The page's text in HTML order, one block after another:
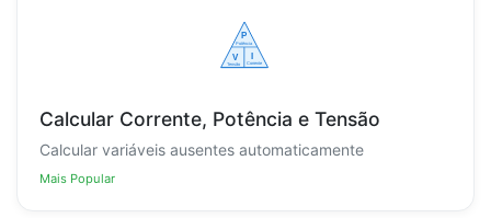
Calcular Corrente, Potência e Tensão
Calcular variáveis ausentes automaticamente
Mais Popular